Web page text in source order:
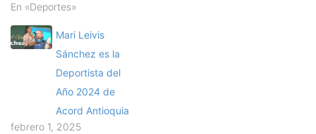
En «Deportes»
Mari Leivis
Sánchez es la
Deportista del
Año 2024 de
Acord Antioquia
febrero 1, 2025